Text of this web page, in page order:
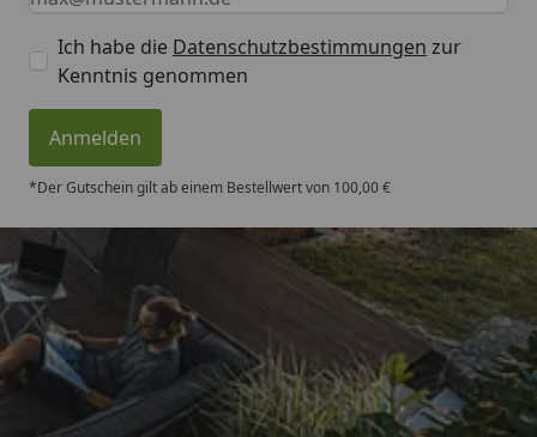
Ich habe die Datenschutzbestimmungen zur
Kenntnis genommen
Anmelden
*Der Gutschein gilt ab einem Bestellwert von 100,00 €
Trusted Shops
4,50/ 5